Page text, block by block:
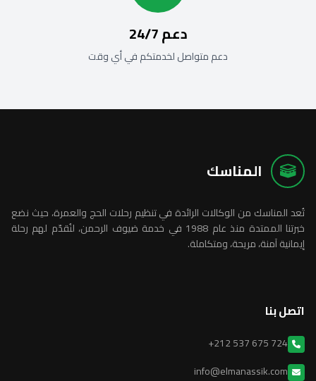
دعم 24/7
دعم متواصل لخدمتكم في أي وقت
المناسك
تُعد المناسك من الوكالات الرائدة في تنظيم رحلات الحج والعمرة، حيث نضع
خبرتنا الممتدة منذ عام 1988 في خدمة ضيوف الرحمن، لنُقدّم لهم رحلة
إيمانية آمنة، مريحة، ومتكاملة.
اتصل بنا
+212 537 675 724
info@elmanassik.com